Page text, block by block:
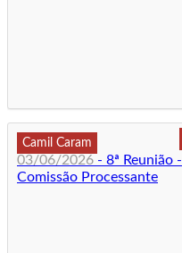
Camil Caram
03/06/2026 - 8ª Reunião -
Comissão Processante